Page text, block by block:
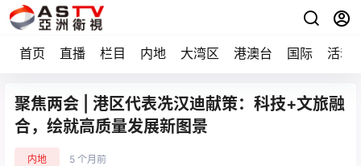
首页 直播 栏目 内地 大湾区 港澳台 国际 活动
聚焦两会 | 港区代表冼汉迪献策：科技+文旅融
合，绘就高质量发展新图景
内地 5 个月前